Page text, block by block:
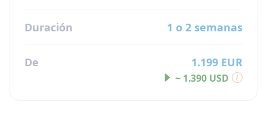
Duración 1 o 2 semanas
De 1.199 EUR
~ 1.390 USD